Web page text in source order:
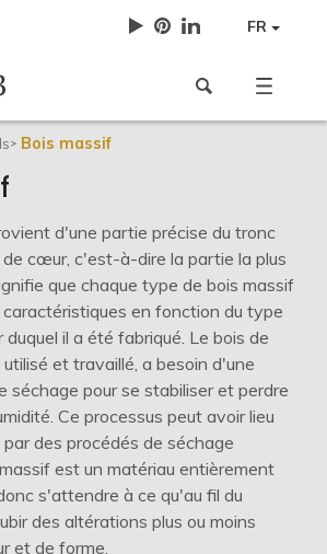
FR
> Bois massif
d'une partie précise du tronc
de cœur, c'est-à-dire la partie la plus
que chaque type de bois massif
en fonction du type
il a été fabriqué. Le bois de
et travaillé, a besoin d'une
séchage pour se stabiliser et perdre
Ce processus peut avoir lieu
des procédés de séchage
est un matériau entièrement
s'attendre à ce qu'au fil du
des altérations plus ou moins
et de forme.